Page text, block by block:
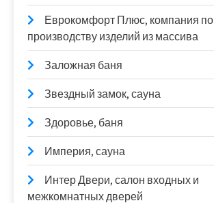
Еврокомфорт Плюс, компания по
производству изделий из массива
Заложная баня
Звездный замок, сауна
Здоровье, баня
Империя, сауна
Интер Двери, салон входных и
межкомнатных дверей